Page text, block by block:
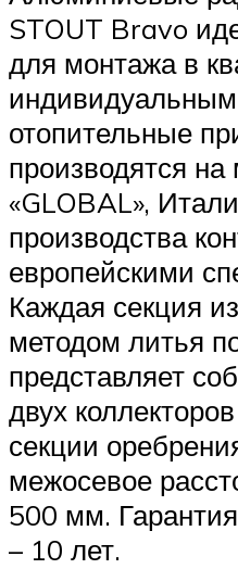
STOUT Bravo
для монтажа в
отопительные
производятся
«GLOBAL»,
производства
европейскими
Каждая секция
методом литья
представляет
двух
секции
межосевое
500 мм.
– 10 лет.